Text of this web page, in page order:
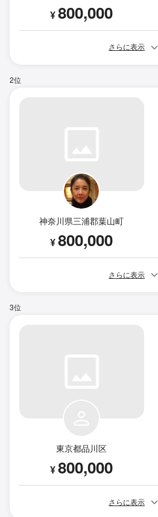
¥800,000
さらに表示
2位
神奈川県三浦郡葉山町
¥800,000
さらに表示
3位
東京都品川区
¥800,000
さらに表示